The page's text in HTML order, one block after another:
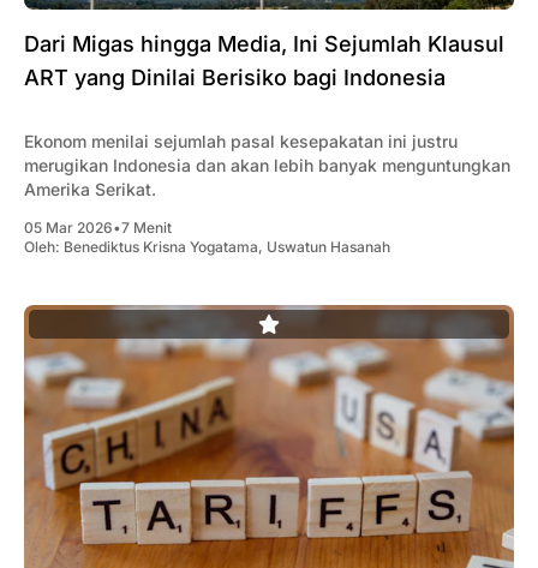
Dari Migas hingga Media, Ini Sejumlah Klausul
ART yang Dinilai Berisiko bagi Indonesia
Ekonom menilai sejumlah pasal kesepakatan ini justru
merugikan Indonesia dan akan lebih banyak menguntungkan
Amerika Serikat.
05 Mar 2026•7 Menit
Oleh: Benediktus Krisna Yogatama, Uswatun Hasanah